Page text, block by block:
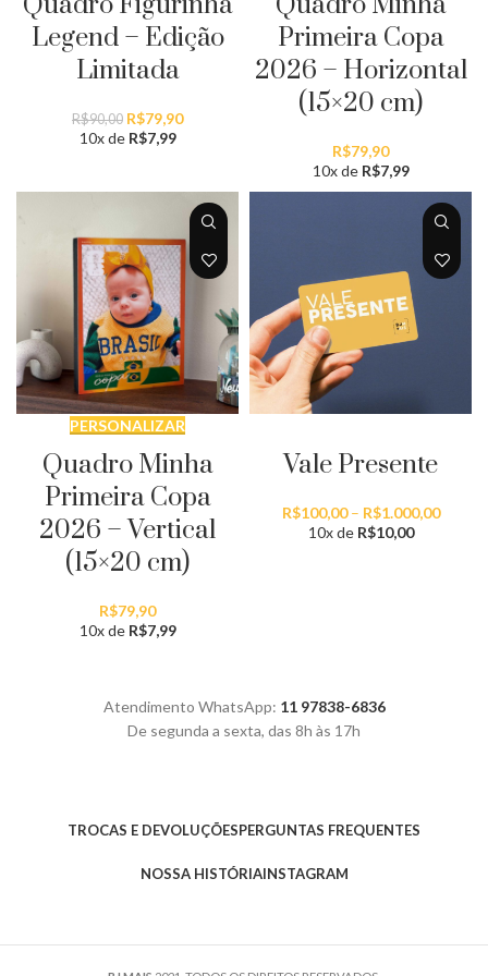
Legend – Edição
Limitada
R$90,00 O
preço
R$90,00.
R$79,90O
R$79,90.
10x de R$7,99
Primeira Copa
2026 – Horizontal
(15×20 cm)
R$79,90
10x de R$7,99
PERSONALIZAR
Quadro Minha
Primeira Copa
2026 – Vertical
(15×20 cm)
R$79,90
10x de R$7,99
Vale Presente
R$100,00 – R$1.000,00Faixa
10x de R$10,00
Atendimento WhatsApp: 11 97838-6836
De segunda a sexta, das 8h às 17h
TROCAS E DEVOLUÇÕESPERGUNTAS FREQUENTES
NOSSA HISTÓRIAINSTAGRAM